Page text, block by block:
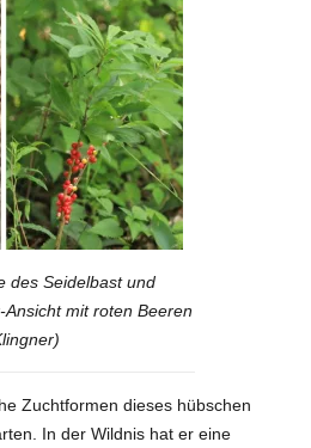
des Seidelbast und
mit roten Beeren
Zuchtformen dieses hübschen
In der Wildnis hat er eine